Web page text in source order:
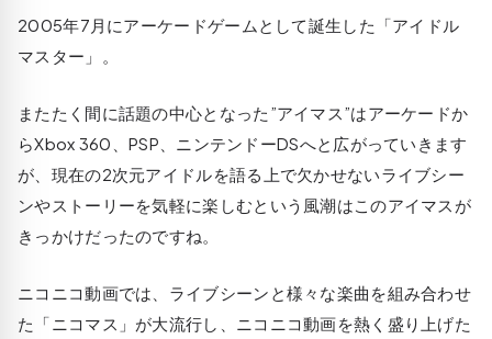
2005年7月にアーケードゲームとして誕生した「アイドル
マスター」。
またたく間に話題の中心となった”アイマス”はアーケードか
らXbox 360、PSP、ニンテンドーDSへと広がっていきます
が、現在の2次元アイドルを語る上で欠かせないライブシー
ンやストーリーを気軽に楽しむという風潮はこのアイマスが
きっかけだったのですね。
ニコニコ動画では、ライブシーンと様々な楽曲を組み合わせ
た「ニコマス」が大流行し、ニコニコ動画を熱く盛り上げた